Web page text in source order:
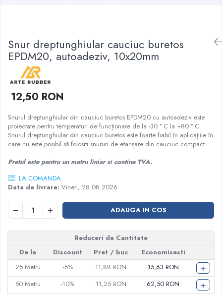
Pentru etansari cu gauri de trecere a
prezoanelor (full face) conform DIN
86071
Pentru flanse plate cu umar (RF) conform
DIN 2690
Snur dreptunghiular cauciuc buretos
EPDM20, autoadeziv, 10x20mm
12,50 RON
Snurul dreptunghiular din cauciuc buretos EPDM20 cu autoadeziv este
proiectate pentru temperaturi de funcționare de la -30 ° C la +80 ° C.
Snurul dreptunghiular din cauciuc buretos este foarte fiabil în aplicațiile în
care nu este posibil să folosiți snururi de etanșare din cauciuc compact.
Pretul este pentru un metru liniar si contine TVA.
LA COMANDA
Data de livrare: Vineri, 28.08.2026
ADAUGA IN COS
Reduceri de Cantitate
De la
Discount Pret / buc
Economisesti
25Metru -5% 11,88 RON 15,63 RON +
50Metru -10% 11,25 RON 62,50 RON +